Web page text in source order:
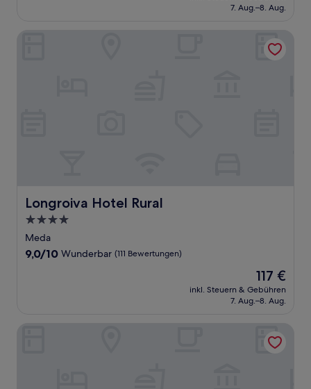
beträgt
7. Aug.–8. Aug.
Longroiva Hotel Rural
Longroiva Hotel Rural
4.0-
Sterne-
Unterkunft
Meda
9.0
9,0/10 Wunderbar (111 Bewertungen)
Der
Preis
beträgt
117 €
inkl. Steuern & Gebühren
7. Aug.–8. Aug.